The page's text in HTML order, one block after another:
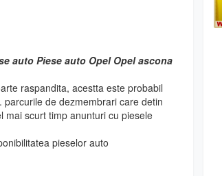
auto Piese auto Opel Opel ascona
raspandita, acestta este probabil
de dezmembrari care detin
mai scurt timp anunturi cu piesele
pieselor auto